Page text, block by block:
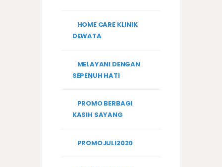
HOME CARE KLINIK
DEWATA
MELAYANI DENGAN
SEPENUH HATI
PROMO BERBAGI
KASIH SAYANG
PROMOJULI2020